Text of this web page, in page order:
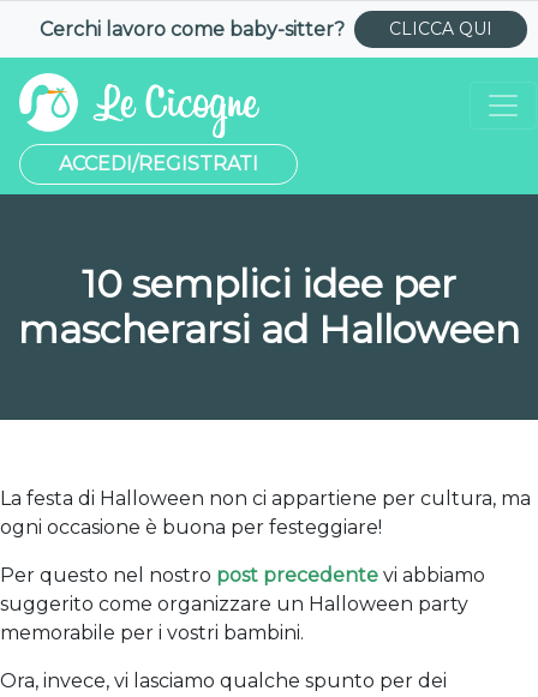
Cerchi lavoro come baby-sitter? CLICCA QUI
ACCEDI/REGISTRATI
10 semplici idee per
mascherarsi ad Halloween
La festa di Halloween non ci appartiene per cultura, ma
ogni occasione è buona per festeggiare!
Per questo nel nostro post precedente vi abbiamo
suggerito come organizzare un Halloween party
memorabile per i vostri bambini.
Ora, invece, vi lasciamo qualche spunto per dei